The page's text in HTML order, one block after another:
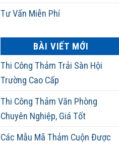
Tư Vấn Miễn Phí
BÀI VIẾT MỚI
Thi Công Thảm Trải Sàn Hội
Trường Cao Cấp
Thi Công Thảm Văn Phòng
Chuyên Nghiệp, Giá Tốt
Các Mẫu Mã Thảm Cuộn Được